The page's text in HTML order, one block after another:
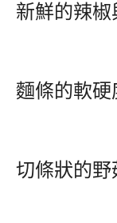
新鮮的辣
麵條的軟
切條狀的